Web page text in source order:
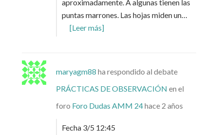
aproximadamente. A algunas tienen las
puntas marrones. Las hojas miden un…
[Leer más]
maryagm88 ha respondido al debate
PRÁCTICAS DE OBSERVACIÓN en el
foro Foro Dudas AMM 24hace 2 años
Fecha 3/5 12:45